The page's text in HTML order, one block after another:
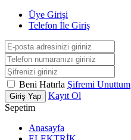
Üye Girişi
Telefon İle Giriş
Beni Hatırla Şifremi Unuttum
Giriş Yap
Kayıt Ol
Sepetim
Anasayfa